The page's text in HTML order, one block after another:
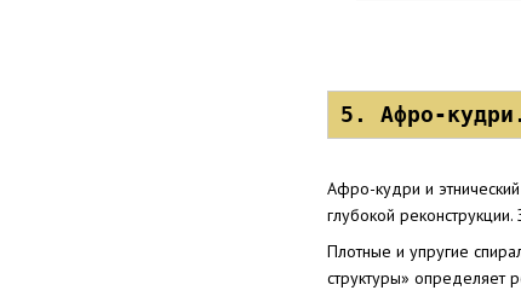
5. Афро-
Афро-кудри и
глубокой
Плотные и упругие
структуры» определяет